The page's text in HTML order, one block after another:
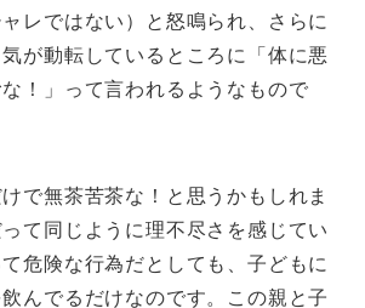
ャレではない）と怒鳴られ、さらに
が動転しているところに「体に悪
！」って言われるようなもので
で無茶苦茶な！と思うかもしれま
て同じように理不尽さを感じてい
危険な行為だとしても、子どもに
んでるだけなのです。この親と子